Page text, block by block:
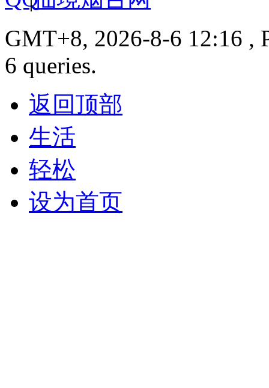
GMT+8, 2026-8-6 12:16 ,
6 queries.
返回顶部
生活
轻松
设为首页